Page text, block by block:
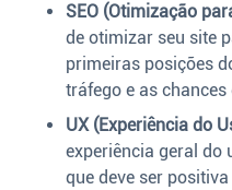
SEO (Otimização
de otimizar seu site
primeiras posições
tráfego e as chances
UX (Experiência do
experiência geral do
que deve ser